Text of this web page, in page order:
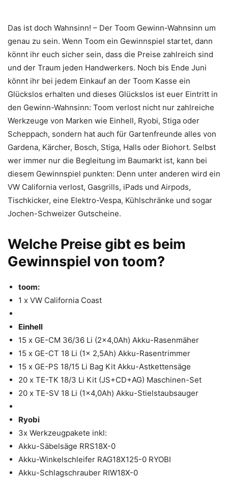
Das ist doch Wahnsinn! – Der Toom Gewinn-Wahnsinn um
genau zu sein. Wenn Toom ein Gewinnspiel startet, dann
könnt ihr euch sicher sein, dass die Preise zahlreich sind
und der Traum jeden Handwerkers. Noch bis Ende Juni
könnt ihr bei jedem Einkauf an der Toom Kasse ein
Glückslos erhalten und dieses Glückslos ist euer Eintritt in
den Gewinn-Wahnsinn: Toom verlost nicht nur zahlreiche
Werkzeuge von Marken wie Einhell, Ryobi, Stiga oder
Scheppach, sondern hat auch für Gartenfreunde alles von
Gardena, Kärcher, Bosch, Stiga, Halls oder Biohort. Selbst
wer immer nur die Begleitung im Baumarkt ist, kann bei
diesem Gewinnspiel punkten: Denn unter anderen wird ein
VW California verlost, Gasgrills, iPads und Airpods,
Tischkicker, eine Elektro-Vespa, Kühlschränke und sogar
Jochen-Schweizer Gutscheine.
Welche Preise gibt es beim
Gewinnspiel von toom?
toom:
1 x VW California Coast
Einhell
15 x GE-CM 36/36 Li (2×4,0Ah) Akku-Rasenmäher
15 x GE-CT 18 Li (1x 2,5Ah) Akku-Rasentrimmer
15 x GE-PS 18/15 Li Bag Kit Akku-Astkettensäge
20 x TE-TK 18/3 Li Kit (JS+CD+AG) Maschinen-Set
20 x TE-SV 18 Li (1×4,0Ah) Akku-Stielstaubsauger
Ryobi
3x Werkzeugpakete inkl:
Akku-Säbelsäge RRS18X-0
Akku-Winkelschleifer RAG18X125-0 RYOBI
Akku-Schlagschrauber RIW18X-0